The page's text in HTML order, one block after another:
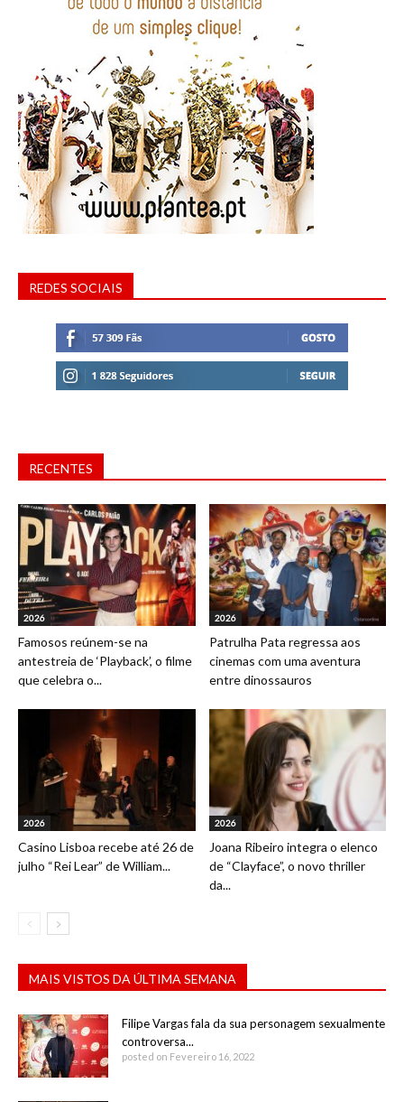
REDES SOCIAIS
RECENTES
2026
Famosos reúnem-se na
antestreia de ‘Playback’, o filme
que celebra o...
2026
Patrulha Pata regressa aos
cinemas com uma aventura
entre dinossauros
2026
Casino Lisboa recebe até 26 de
julho “Rei Lear” de William...
2026
Joana Ribeiro integra o elenco
de “Clayface”, o novo thriller
da...
MAIS VISTOS DA ÚLTIMA SEMANA
Filipe Vargas fala da sua personagem sexualmente
controversa...
posted on Fevereiro 16, 2022